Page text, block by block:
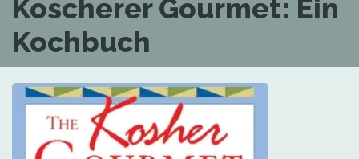
Koscherer Gourmet: Ein
Kochbuch